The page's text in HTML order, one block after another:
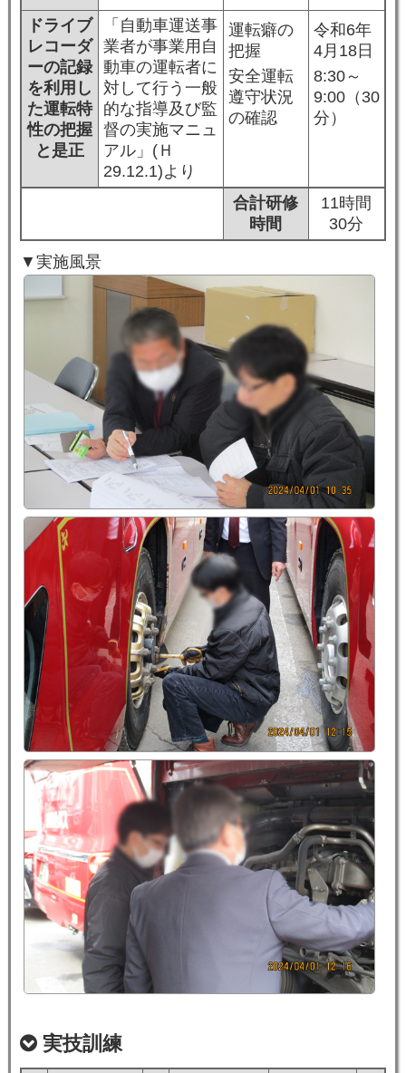
ドライブ
レコーダ
ーの記録
を利用し
た運転特
性の把握
と是正
「自動車運送事
業者が事業用自
動車の運転者に
対して行う一般
的な指導及び監
督の実施マニュ
アル」(Ｈ
29.12.1)より
運転癖の
把握
安全運転
遵守状況
の確認
令和6年
4月18日
8:30～
9:00（30
分）
合計研修
時間
11時間
30分
▼実施風景
実技訓練